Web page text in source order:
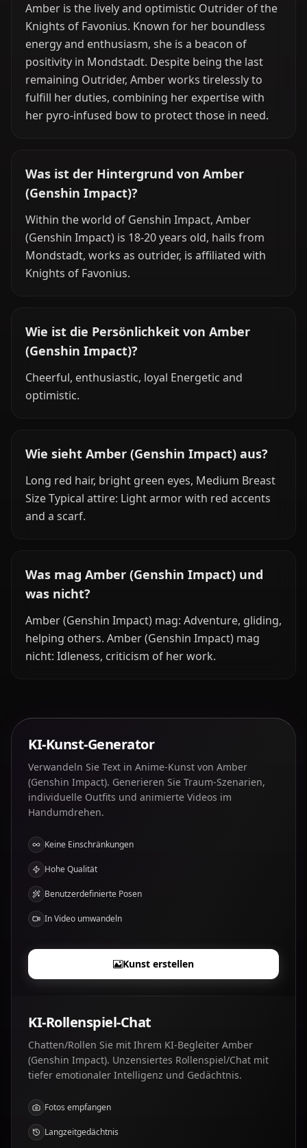
Amber is the lively and optimistic Outrider of the
Knights of Favonius. Known for her boundless
energy and enthusiasm, she is a beacon of
positivity in Mondstadt. Despite being the last
remaining Outrider, Amber works tirelessly to
fulfill her duties, combining her expertise with
her pyro-infused bow to protect those in need.
Was ist der Hintergrund von Amber
(Genshin Impact)?
Within the world of Genshin Impact, Amber
(Genshin Impact) is 18-20 years old, hails from
Mondstadt, works as outrider, is affiliated with
Knights of Favonius.
Wie ist die Persönlichkeit von Amber
(Genshin Impact)?
Cheerful, enthusiastic, loyal Energetic and
optimistic.
Wie sieht Amber (Genshin Impact) aus?
Long red hair, bright green eyes, Medium Breast
Size Typical attire: Light armor with red accents
and a scarf.
Was mag Amber (Genshin Impact) und
was nicht?
Amber (Genshin Impact) mag: Adventure, gliding,
helping others. Amber (Genshin Impact) mag
nicht: Idleness, criticism of her work.
KI-Kunst-Generator
Verwandeln Sie Text in Anime-Kunst von Amber
(Genshin Impact). Generieren Sie Traum-Szenarien,
individuelle Outfits und animierte Videos im
Handumdrehen.
Keine Einschränkungen
Hohe Qualität
Benutzerdefinierte Posen
In Video umwandeln
Kunst erstellen
KI-Rollenspiel-Chat
Chatten/Rollen Sie mit Ihrem KI-Begleiter Amber
(Genshin Impact). Unzensiertes Rollenspiel/Chat mit
tiefer emotionaler Intelligenz und Gedächtnis.
Fotos empfangen
Langzeitgedächtnis